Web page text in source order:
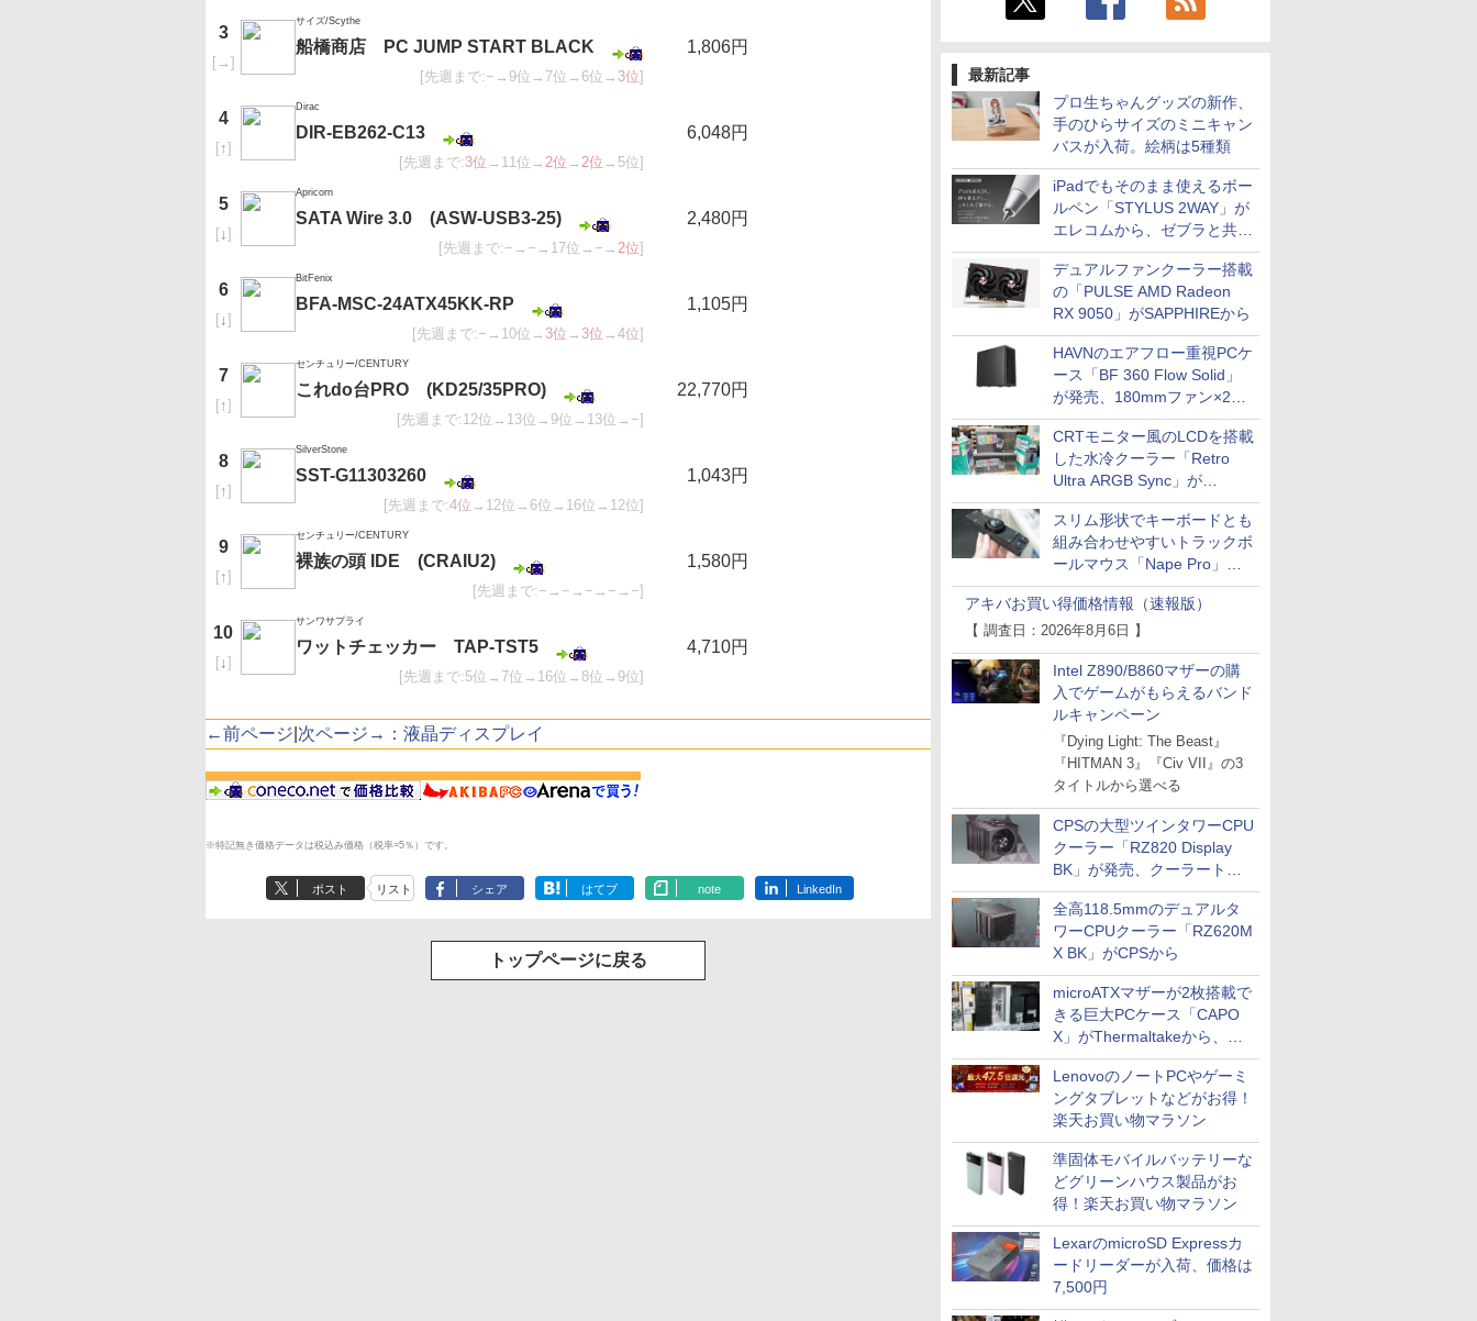
最新記事
プロ生ちゃんグッズの新作、
手のひらサイズのミニキャン
バスが入荷。絵柄は5種類
iPadでもそのまま使えるボー
ルペン「STYLUS 2WAY」が
エレコムから、ゼブラと共同
開発
デュアルファンクーラー搭載
の「PULSE AMD Radeon
RX 9050」がSAPPHIREから
HAVNのエアフロー重視PCケ
ース「BF 360 Flow Solid」
が発売、180mmファン×2搭
載
CRTモニター風のLCDを搭載
した水冷クーラー「Retro
Ultra ARGB Sync」が
Thermaltakeから
スリム形状でキーボードとも
組み合わせやすいトラックボ
ールマウス「Nape Pro」が
Keychronから
アキバお買い得価格情報（速報版）
【 調査日：2026年8月6日 】
Intel Z890/B860マザーの購
入でゲームがもらえるバンド
ルキャンペーン
『Dying Light: The Beast』
『HITMAN 3』『Civ VII』の3
タイトルから選べる
CPSの大型ツインタワーCPU
クーラー「RZ820 Display
BK」が発売、クーラートッ
プに5インチ液晶搭載
全高118.5mmのデュアルタ
ワーCPUクーラー「RZ620M
X BK」がCPSから
microATXマザーが2枚搭載で
きる巨大PCケース「CAPO
X」がThermaltakeから、カ
ラーは2色
LenovoのノートPCやゲーミ
ングタブレットなどがお得！
楽天お買い物マラソン
準固体モバイルバッテリーな
どグリーンハウス製品がお
得！楽天お買い物マラソン
LexarのmicroSD Expressカ
ードリーダーが入荷、価格は
7,500円
3
[→ ]
サイズ/Scythe
船橋商店 PC JUMP START BLACK
[先週まで:−→9位→7位→6位→ 3位]
1,806円
4
[↑]
Dirac
DIR-EB262-C13
[先週まで:3位 →11位→ 2位 → 2位 →5位]
6,048円
5
[↓]
Apricorn
SATA Wire 3.0 (ASW-USB3-25)
[先週まで:−→−→17位→−→ 2位]
2,480円
6
[↓]
BitFenix
BFA-MSC-24ATX45KK-RP
[先週まで:−→10位→ 3位 → 3位 → 4位]
1,105円
7
[↑]
センチュリー/CENTURY
これdo台PRO (KD25/35PRO)
[先週まで:12位→13位→9位→13位→−]
22,770円
8
[↑]
SilverStone
SST-G11303260
[先週まで:4位 →12位→6位→16位→12位]
1,043円
9
[↑]
センチュリー/CENTURY
裸族の頭 IDE (CRAIU2)
[先週まで:−→−→−→−→−]
1,580円
10
[↓]
サンワサプライ
ワットチェッカー TAP-TST5
[先週まで:5位→7位→16位→8位→9位]
4,710円
←前ページ 次ページ→：液晶ディスプレイ
※特記無き価格データは税込み価格（税率=5％）です。
ポスト リスト シェア はてブ note LinkedIn
トップページに戻る